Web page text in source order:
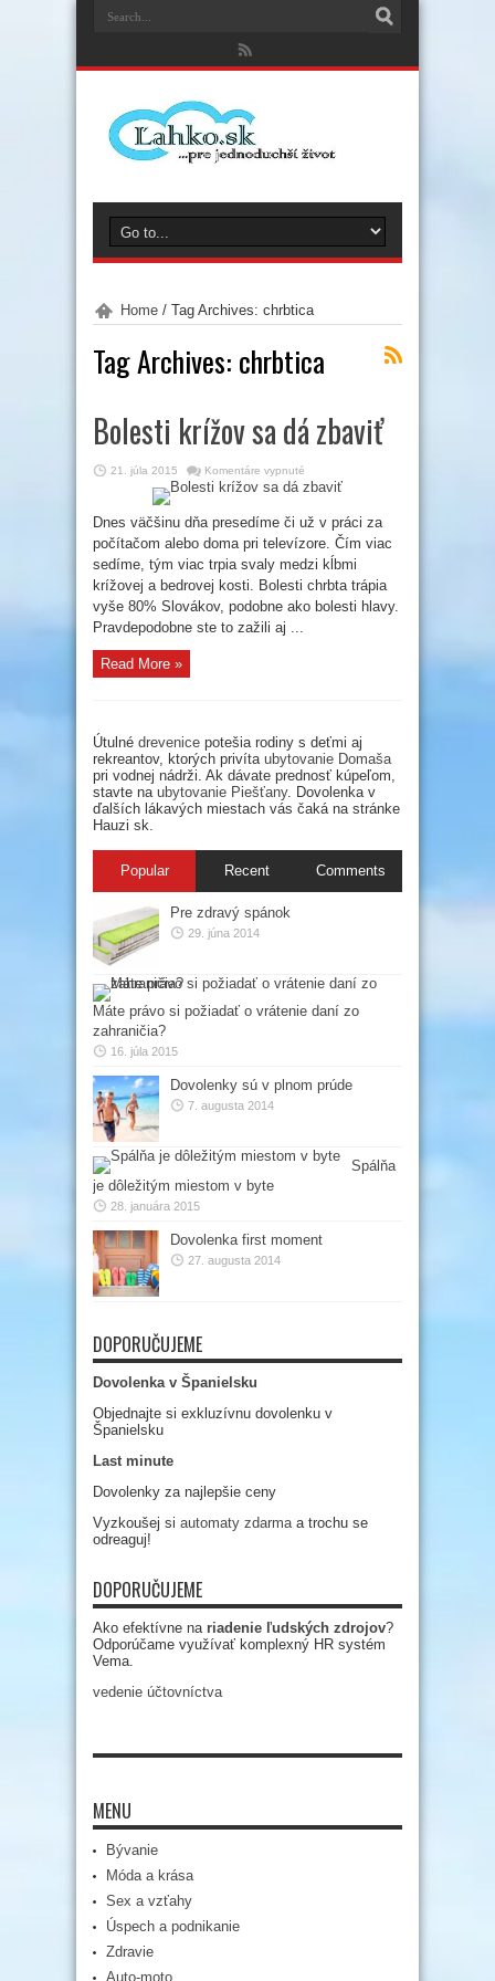
Home / Tag Archives: chrbtica
Tag Archives: chrbtica
Bolesti krížov sa dá zbaviť
21. júla 2015 Komentáre vypnuté
Bolesti
krížov
dá
zbaviť
Dnes väčšinu dňa presedíme či už v práci za
počítačom alebo doma pri televízore. Čím viac
sedíme, tým viac trpia svaly medzi kĺbmi
krížovej a bedrovej kosti. Bolesti chrbta trápia
vyše 80% Slovákov, podobne ako bolesti hlavy.
Pravdepodobne ste to zažili aj ...
Read More »
Útulné drevenice potešia rodiny s deťmi aj
rekreantov, ktorých privíta ubytovanie Domaša
pri vodnej nádrži. Ak dávate prednosť kúpeľom,
stavte na ubytovanie Piešťany. Dovolenka v
ďalších lákavých miestach vás čaká na stránke
Hauzi sk.
Popular Recent Comments
Pre zdravý spánok
29. júna 2014
Máte právo si požiadať o vrátenie daní zo
zahraničia?
16. júla 2015
Dovolenky sú v plnom prúde
7. augusta 2014
Spálňa
je dôležitým miestom v byte
28. januára 2015
Dovolenka first moment
27. augusta 2014
DOPORUČUJEME
Dovolenka v Španielsku
Objednajte si exkluzívnu dovolenku v
Španielsku
Last minute
Dovolenky za najlepšie ceny
Vyzkoušej si automaty zdarma a trochu se
odreaguj!
DOPORUČUJEME
Ako efektívne na riadenie ľudských zdrojov?
Odporúčame využívať komplexný HR systém
Vema.
vedenie účtovníctva
MENU
Bývanie
Móda a krása
Sex a vzťahy
Úspech a podnikanie
Zdravie
Auto-moto